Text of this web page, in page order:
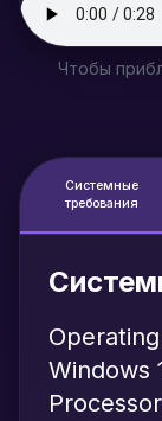
Чтобы
Системные
требования
Windows